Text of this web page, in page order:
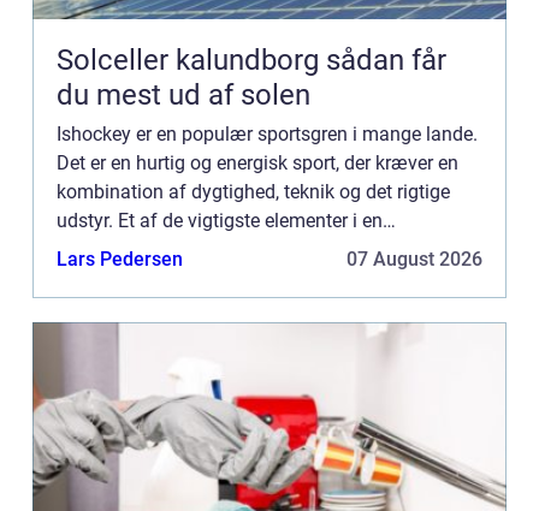
Solceller kalundborg sådan får
du mest ud af solen
Ishockey er en populær sportsgren i mange lande.
Det er en hurtig og energisk sport, der kræver en
kombination af dygtighed, teknik og det rigtige
udstyr. Et af de vigtigste elementer i en
ishockeyspillers udstyr er ishockeyskøjter...
Lars Pedersen 07 August 2026